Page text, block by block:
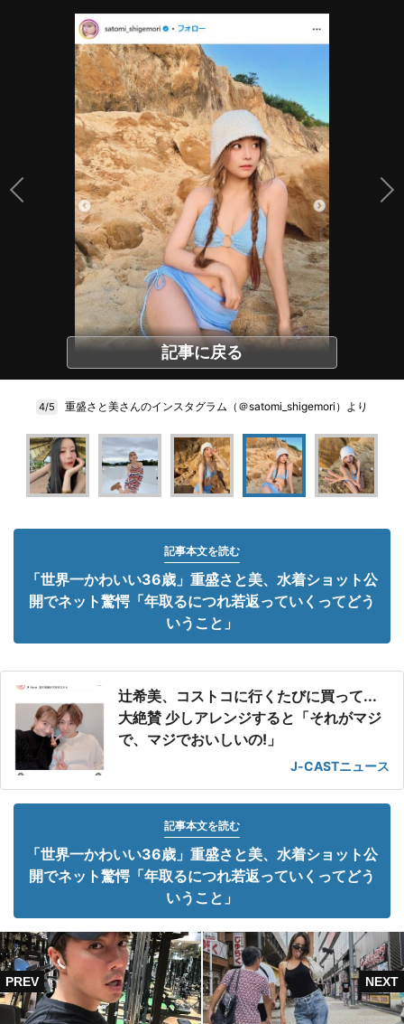
記事に戻る
4/5 重盛さと美さんのインスタグラム（＠satomi_shigemori）より
記事本文を読む
「世界一かわいい36歳」重盛さと美、水着ショット公
開でネット驚愕「年取るにつれ若返っていくってどう
いうこと」
辻希美、コストコに行くたびに買って...
大絶賛 少しアレンジすると「それがマジ
で、マジでおいしいの!」
J-CASTニュース
記事本文を読む
「世界一かわいい36歳」重盛さと美、水着ショット公
開でネット驚愕「年取るにつれ若返っていくってどう
いうこと」